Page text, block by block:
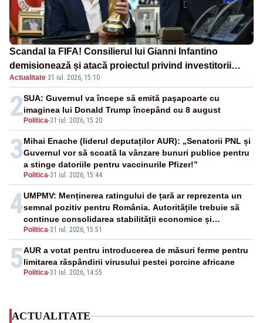
Scandal la FIFA! Consilierul lui Gianni Infantino
demisionează și atacă proiectul privind investitorii
străini
Actualitate·31 iul. 2026, 15:10
2 Politica-31 iul. 2026, 15:20
SUA: Guvernul va începe să emită paşapoarte cu
imaginea lui Donald Trump începând cu 8 august
3
Politica-31 iul. 2026, 15:44
Mihai Enache (liderul deputaților AUR): „Senatorii PNL și
Guvernul vor să scoată la vânzare bunuri publice pentru
a stinge datoriile pentru vaccinurile Pfizer!”
4
Politica-31 iul. 2026, 15:51
UMPMV: Menținerea ratingului de țară ar reprezenta un
semnal pozitiv pentru România. Autoritățile trebuie să
continue consolidarea stabilității economice și
financiare
5 Politica-31 iul. 2026, 14:55
AUR a votat pentru introducerea de măsuri ferme pentru
limitarea răspândirii virusului pestei porcine africane
ACTUALITATE